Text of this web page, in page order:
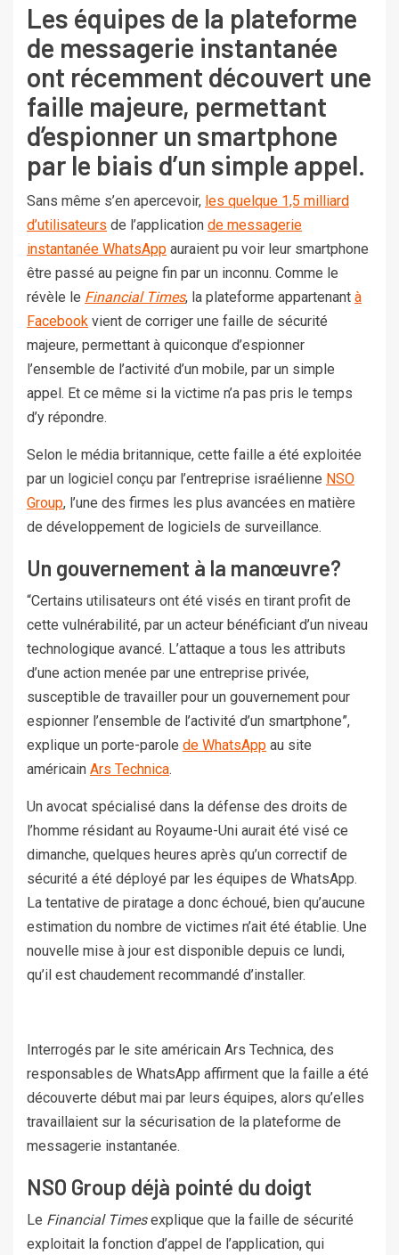
Les équipes de la plateforme
de messagerie instantanée
ont récemment découvert une
faille majeure, permettant
d’espionner un smartphone
par le biais d’un simple appel.
Sans même s’en apercevoir, les quelque 1,5 milliard
d’utilisateurs de l’application de messagerie
instantanée WhatsApp auraient pu voir leur smartphone
être passé au peigne fin par un inconnu. Comme le
révèle le Financial Times, la plateforme appartenant à
Facebook vient de corriger une faille de sécurité
majeure, permettant à quiconque d’espionner
l’ensemble de l’activité d’un mobile, par un simple
appel. Et ce même si la victime n’a pas pris le temps
d’y répondre.
Selon le média britannique, cette faille a été exploitée
par un logiciel conçu par l’entreprise israélienne NSO
Group, l’une des firmes les plus avancées en matière
de développement de logiciels de surveillance.
Un gouvernement à la manœuvre?
“Certains utilisateurs ont été visés en tirant profit de
cette vulnérabilité, par un acteur bénéficiant d’un niveau
technologique avancé. L’attaque a tous les attributs
d’une action menée par une entreprise privée,
susceptible de travailler pour un gouvernement pour
espionner l’ensemble de l’activité d’un smartphone”,
explique un porte-parole de WhatsApp au site
américain Ars Technica.
Un avocat spécialisé dans la défense des droits de
l’homme résidant au Royaume-Uni aurait été visé ce
dimanche, quelques heures après qu’un correctif de
sécurité a été déployé par les équipes de WhatsApp.
La tentative de piratage a donc échoué, bien qu’aucune
estimation du nombre de victimes n’ait été établie. Une
nouvelle mise à jour est disponible depuis ce lundi,
qu’il est chaudement recommandé d’installer.
Interrogés par le site américain Ars Technica, des
responsables de WhatsApp affirment que la faille a été
découverte début mai par leurs équipes, alors qu’elles
travaillaient sur la sécurisation de la plateforme de
messagerie instantanée.
NSO Group déjà pointé du doigt
Le Financial Timesexplique que la faille de sécurité
exploitait la fonction d’appel de l’application, qui